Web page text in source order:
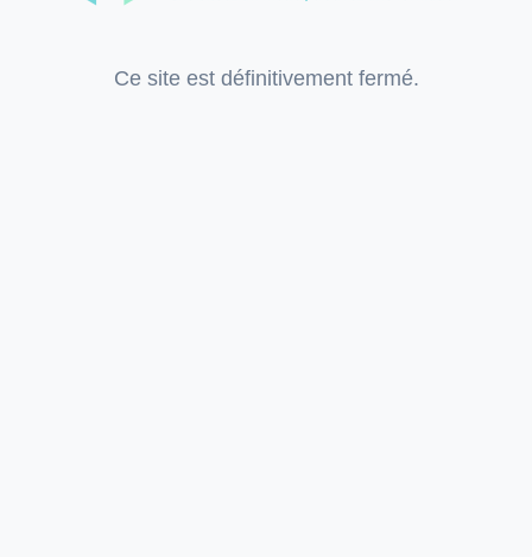
Ce site est définitivement fermé.